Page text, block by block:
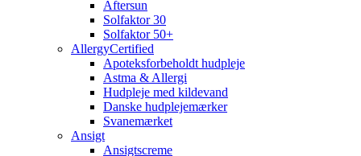
Aftersun
Solfaktor 30
Solfaktor 50+
AllergyCertified
Apoteksforbeholdt hudpleje
Astma & Allergi
Hudpleje med kildevand
Danske hudplejemærker
Svanemærket
Ansigt
Ansigtscreme